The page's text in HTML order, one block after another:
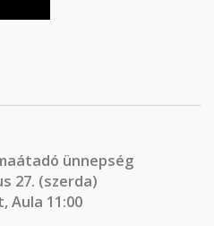
ünnepség
27. (szerda)
Aula 11:00